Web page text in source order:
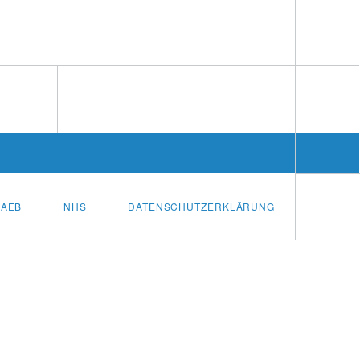
AEB NHS DATENSCHUTZERKLÄRUNG